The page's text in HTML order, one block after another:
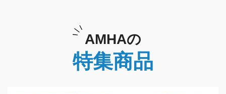
AMHAの
特集商品